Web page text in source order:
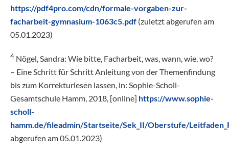
https://pdf4pro.com/cdn/formale-vorgaben-zur-
facharbeit-gymnasium-1063c5.pdf (zuletzt abgerufen am
05.01.2023)
4 Nögel, Sandra: Wie bitte, Facharbeit, was, wann, wie, wo?
– Eine Schritt für Schritt Anleitung von der Themenfindung
bis zum Korrekturlesen lassen, in: Sophie-Scholl-
Gesamtschule Hamm, 2018, [online] https://www.sophie-
scholl-
hamm.de/fileadmin/Startseite/Sek_II/Oberstufe/
abgerufen am 05.01.2023)